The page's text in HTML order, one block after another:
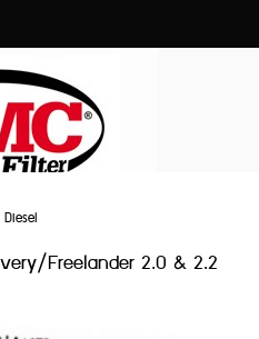
Freelander 2.0 & 2.2